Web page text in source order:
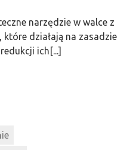
narzędzie w walce z
działają na zasadzie
ich[...]